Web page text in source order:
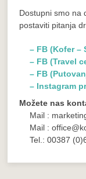
Dostupni smo na
postaviti pitanja
– FB (Kofer –
– FB (Travel
– FB
– Instagram
Možete nas
Mail :
Mail :
Tel.: 00387